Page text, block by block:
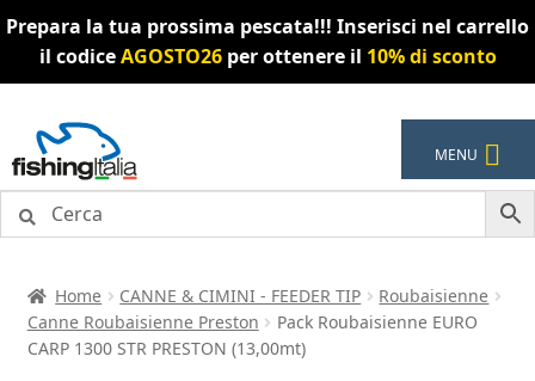
Prepara la tua prossima pescata!!! Inserisci nel carrello
il codiceAGOSTO26per ottenere il 10% di sconto
alla
navigazione
al
contenuto
MENU
Home CANNE & CIMINI - FEEDER TIP
Roubaisienne
Canne Roubaisienne Preston
Pack Roubaisienne EURO
CARP 1300 STR PRESTON (13,00mt)